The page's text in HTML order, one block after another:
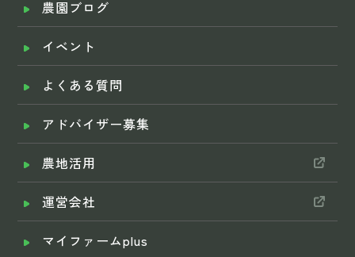
農園ブログ
イベント
よくある質問
アドバイザー募集
農地活用
運営会社
マイファームplus